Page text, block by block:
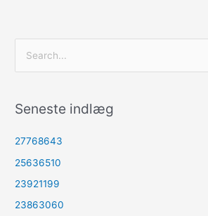
e
r
:
Seneste indlæg
27768643
25636510
23921199
23863060